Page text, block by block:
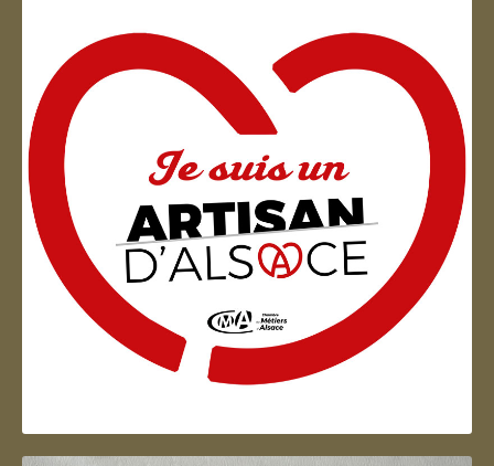
Artisan d'Alsace